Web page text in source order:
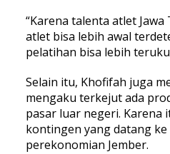
“Karena talenta atlet
atlet bisa lebih awal
pelatihan bisa lebih
Selain itu, Khofifah juga
mengaku terkejut ada
pasar luar negeri. Karena
kontingen yang datang
perekonomian Jember.